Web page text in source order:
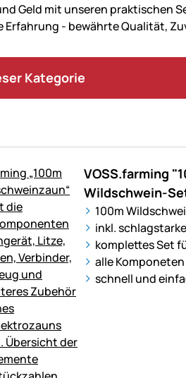
Geld mit unseren praktischen
Erfahrung - bewährte Qualität,
Kategorie
VOSS.farming
Wildschwein-
100m
inkl.
komplettes Set
alle
schnell und